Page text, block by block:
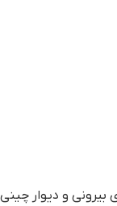
بیرونی و دیوار چینی